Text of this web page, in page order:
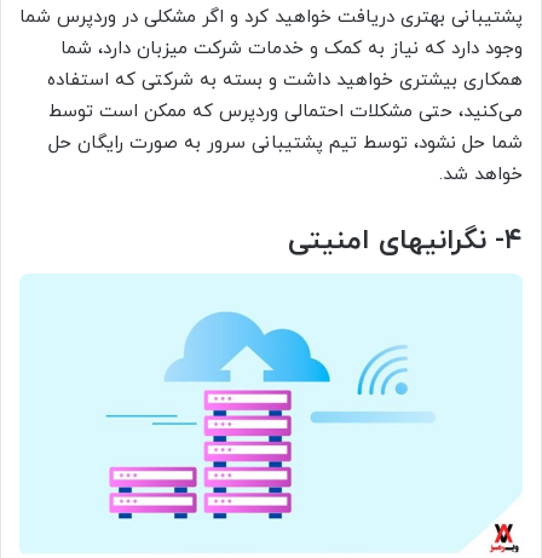
پشتیبانی بهتری دریافت خواهید کرد و اگر مشکلی در وردپرس شما
وجود دارد که نیاز به کمک و خدمات شرکت میزبان دارد، شما
همکاری بیشتری خواهید داشت و بسته به شرکتی که استفاده
می‌کنید، حتی مشکلات احتمالی وردپرس که ممکن است توسط
شما حل نشود، توسط تیم پشتیبانی سرور به صورت رایگان حل
خواهد شد.
۴- نگرانیهای امنیتی